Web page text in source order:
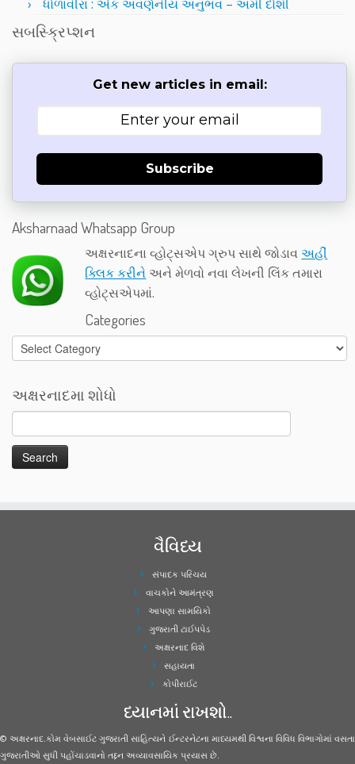
ધોળાવીરા : એક અવર્ણનીય અનુભવ – અમી દોશી
સબસ્ક્રિપ્શન
Get new articles in email:
Subscribe
Aksharnaad Whatsapp Group
અક્ષરનાદના વ્હોટ્સએપ ગ્રુપ સાથે જોડાવઅહીં
ક્લિક કરીને અને મેળવો નવા લેખની લિંક તમારા
વ્હોટ્સએપમાં.
Categories
Categories
અક્ષરનાદમા શોધો
વૈવિધ્ય
સંપાદક પરિચય
વાચકોને આમંત્રણ
આપણા સામયિકો
ગુજરાતી ટાઈપપેડ
અક્ષરનાદ વિશે
સહાયતા
કોપીરાઈટ
ધ્યાનમાં રાખશો..
© અક્ષરનાદ.કોમ વેબસાઈટ ગુજરાતી સાહિત્યને ઈન્ટરનેટના માધ્યમથી વિશ્વના વિવિધ વિભાગોમાં વસતા
ગુજરાતીઓ સુધી પહોંચાડવાનો તદ્દન અવ્યાવસાયિક પ્રયાસ છે.